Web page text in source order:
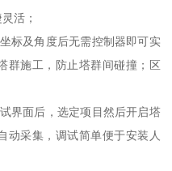
活；
标及角度后无需控制器即可实
群施工，防止塔群间碰撞；区
界面后，选定项目然后开启塔
动采集，调试简单便于安装人